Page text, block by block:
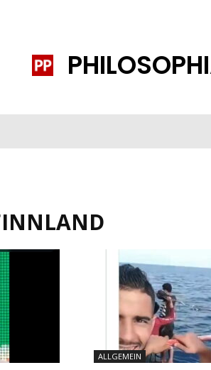
ALLGEMEIN